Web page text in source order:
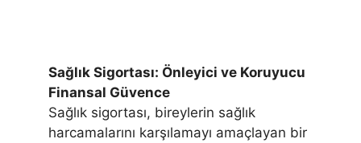
Sağlık Sigortası: Önleyici ve Koruyucu
Finansal Güvence
Sağlık sigortası, bireylerin sağlık
harcamalarını karşılamayı amaçlayan bir